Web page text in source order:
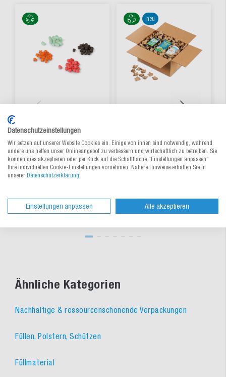
Pflanzenstärke FILL-IN
COLOR
Aus 4 Varianten wählen
ab 20,10 € / Sack
lieferbar
neu
Foliensack
Zum Produkt
ab 54,75 € / Sack
lieferbar
Ähnliche Kategorien
Nachhaltige & ressourcenschonende Verpackungen
Füllen, Polstern, Schützen
Füllmaterial
Datenschutzeinstellungen
Wir setzen auf unserer Website Cookies ein. Einige von ihnen sind notwendig, während
andere uns helfen unser Onlineangebot zu verbessern und wirtschaftlich zu betreiben. Sie
können dies akzeptieren oder per Klick auf die Schaltfläche "Einstellungen anpassen"
Ihre individuellen Cookie-Einstellungen vornehmen. Nähere Hinweise erhalten Sie in
unserer Datenschutzerklärung
Einstellungen anpassen Alle akzeptieren